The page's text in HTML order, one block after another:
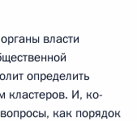
власти
определить
кластеров. И, ко­
как порядок